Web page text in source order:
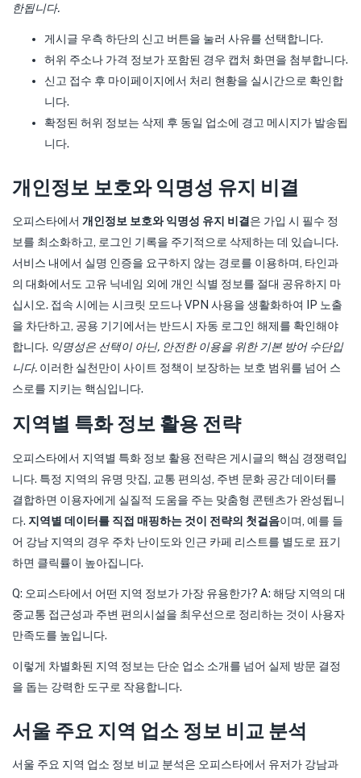
한됩니다.
게시글 우측 하단의 신고 버튼을 눌러 사유를 선택합니다.
허위 주소나 가격 정보가 포함된 경우 캡처 화면을 첨부합니다.
신고 접수 후 마이페이지에서 처리 현황을 실시간으로 확인합
니다.
확정된 허위 정보는 삭제 후 동일 업소에 경고 메시지가 발송됩
니다.
개인정보 보호와 익명성 유지 비결
오피스타에서 개인정보 보호와 익명성 유지 비결 은 가입 시 필수 정
보를 최소화하고, 로그인 기록을 주기적으로 삭제하는 데 있습니다.
서비스 내에서 실명 인증을 요구하지 않는 경로를 이용하며, 타인과
의 대화에서도 고유 닉네임 외에 개인 식별 정보를 절대 공유하지 마
십시오. 접속 시에는 시크릿 모드나 VPN 사용을 생활화하여 IP 노출
을 차단하고, 공용 기기에서는 반드시 자동 로그인 해제를 확인해야
합니다. 익명성은 선택이 아닌, 안전한 이용을 위한 기본 방어 수단입
니다. 이러한 실천만이 사이트 정책이 보장하는 보호 범위를 넘어 스
스로를 지키는 핵심입니다.
지역별 특화 정보 활용 전략
오피스타에서 지역별 특화 정보 활용 전략은 게시글의 핵심 경쟁력입
니다. 특정 지역의 유명 맛집, 교통 편의성, 주변 문화 공간 데이터를
결합하면 이용자에게 실질적 도움을 주는 맞춤형 콘텐츠가 완성됩니
다. 지역별 데이터를 직접 매핑하는 것이 전략의 첫걸음이며, 예를 들
어 강남 지역의 경우 주차 난이도와 인근 카페 리스트를 별도로 표기
하면 클릭률이 높아집니다.
Q: 오피스타에서 어떤 지역 정보가 가장 유용한가? A: 해당 지역의 대
중교통 접근성과 주변 편의시설을 최우선으로 정리하는 것이 사용자
만족도를 높입니다.
이렇게 차별화된 지역 정보는 단순 업소 소개를 넘어 실제 방문 결정
을 돕는 강력한 도구로 작용합니다.
서울 주요 지역 업소 정보 비교 분석
서울 주요 지역 업소 정보 비교 분석은 오피스타에서 유저가 강남과